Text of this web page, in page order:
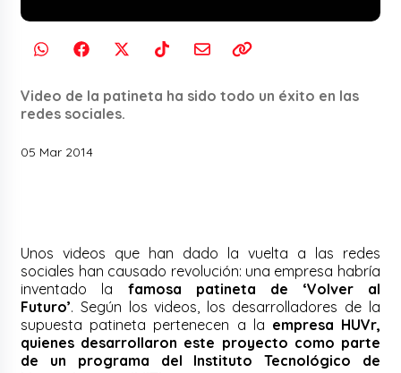
Video de la patineta ha sido todo un éxito en las
redes sociales.
05 Mar 2014
Unos videos que han dado la vuelta a las redes
sociales han causado revolución: una empresa habría
inventado la famosa patineta de ‘Volver al
Futuro’. Según los videos, los desarrolladores de la
supuesta patineta pertenecen a la empresa HUVr,
quienes desarrollaron este proyecto como parte
de un programa del Instituto Tecnológico de